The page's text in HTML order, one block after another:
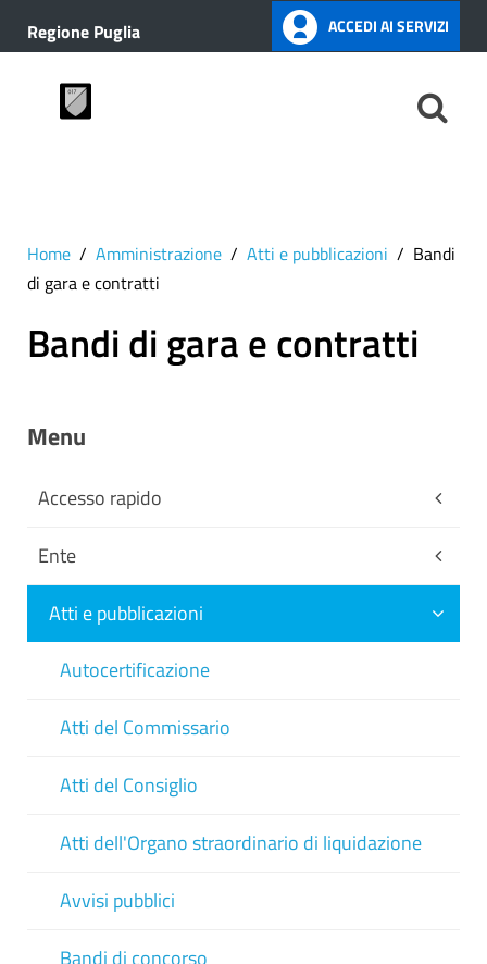
Regione Puglia ACCEDI AI SERVIZI
Home Amministrazione Atti e pubblicazioni
Bandi
di gara e contratti
Bandi di gara e contratti
Menu
Accesso rapido
Ente
Atti e pubblicazioni
Autocertificazione
Atti del Commissario
Atti del Consiglio
Atti dell'Organo straordinario di liquidazione
Avvisi pubblici
Bandi di concorso